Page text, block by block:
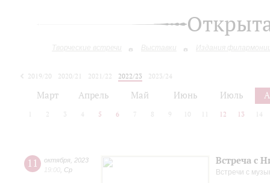
Творческие встречи Выставки Издания
2019/20 2020/21 2021/22 2022/23
2023/24
Март Апрель Май Июнь Июль
2 3 4 5 6 7 8 9 10 12 13 14
11 октября 2023
19:00 Ср
Встреча с
Встречи с